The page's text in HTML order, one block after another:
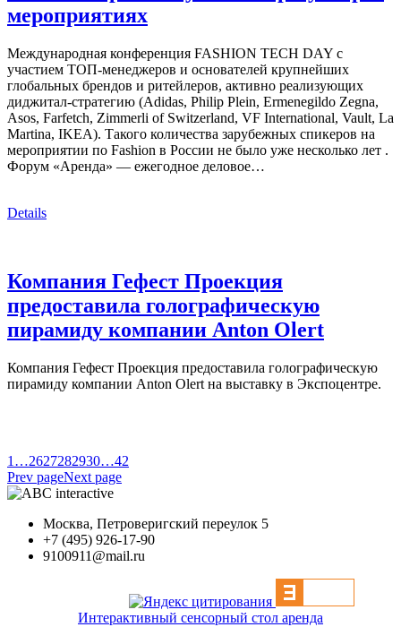
мероприятиях
Международная конференция FASHION TECH DAY с
участием ТОП-менеджеров и основателей крупнейших
глобальных брендов и ритейлеров, активно реализующих
диджитал-стратегию (Adidas, Philip Plein, Ermenegildo Zegna,
Asos, Farfetch, Zimmerli of Switzerland, VF International, Vault, La
Martina, IKEA). Такого количества зарубежных спикеров на
мероприятии по Fashion в России не было уже несколько лет .
Форум «Аренда» — ежегодное деловое…
Details
Компания Гефест Проекция
предоставила голографическую
пирамиду компании Anton Olert
Компания Гефест Проекция предоставила голографическую
пирамиду компании Anton Olert на выставку в Экспоцентре.
1 …2627282930…42
Prev pageNext page
Москва, Петроверигский переулок 5
+7 (495) 926-17-90
9100911@mail.ru
Интерактивный сенсорный стол аренда